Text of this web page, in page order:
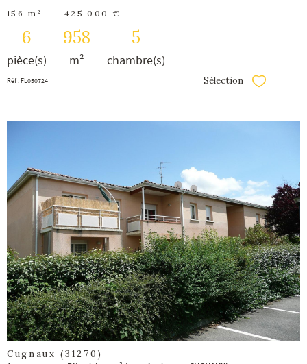
156 m² - 425 000 €
6
pièce(s)
958
m²
5
chambre(s)
Réf : FL050724 Sélection Sélectionner
voir le
bien
Cugnaux (31270)